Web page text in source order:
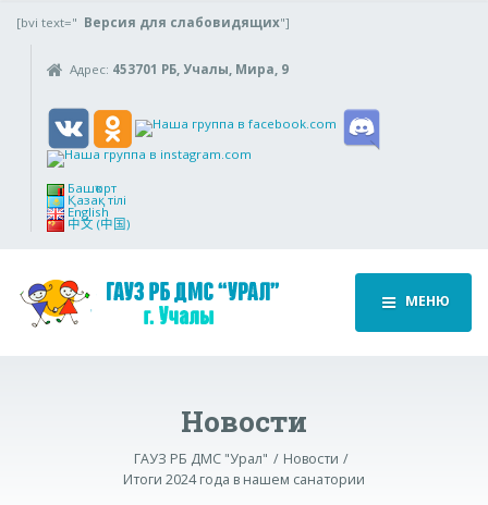
[bvi text=" Версия для слабовидящих"]
Адрес: 453701 РБ, Учалы, Мира, 9
Башҡорт
Қазақ тілі
English
中文 (中国)
МЕНЮ
Новости
ГАУЗ РБ ДМС "Урал"
Новости
Итоги 2024 года в нашем санатории